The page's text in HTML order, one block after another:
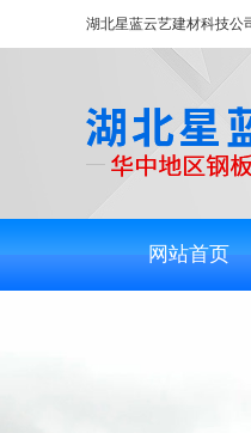
湖北星蓝云艺建材科技公
网站首页